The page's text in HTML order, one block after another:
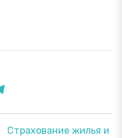
Страхование жилья и